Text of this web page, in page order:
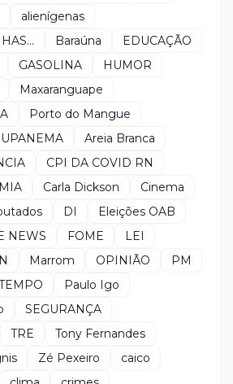
alienígenas
Baraúna
EDUCAÇÃO
GASOLINA
HUMOR
Maxaranguape
Porto do Mangue
UPANEMA
Areia Branca
CPI DA COVID RN
Carla Dickson
Cinema
DI
Eleições OAB
NEWS FOME
LEI
Marrom OPINIÃO
PM
Paulo Igo
SEGURANÇA
TRE
Tony Fernandes
Zé Pexeiro
caico